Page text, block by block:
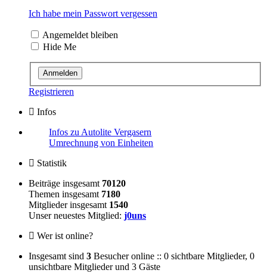
Ich habe mein Passwort vergessen
Angemeldet bleiben
Hide Me
Registrieren
Infos
Infos zu Autolite Vergasern
Umrechnung von Einheiten
Statistik
Beiträge insgesamt 70120
Themen insgesamt 7180
Mitglieder insgesamt 1540
Unser neuestes Mitglied: j0uns
Wer ist online?
Insgesamt sind 3 Besucher online :: 0 sichtbare Mitglieder, 0
unsichtbare Mitglieder und 3 Gäste